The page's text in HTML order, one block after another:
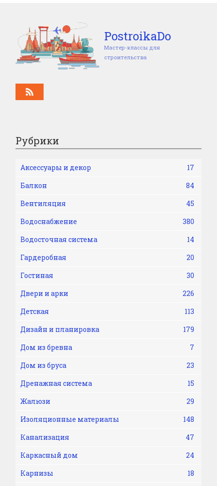
PostroikaDo
Мастер-классы для
строительства
Рубрики
Аксессуары и декор
17
Балкон
84
Вентиляция
45
Водоснабжение
380
Водосточная система
14
Гардеробная
20
Гостиная
30
Двери и арки
226
Детская
113
Дизайн и планировка
179
Дом из бревна
7
Дом из бруса
23
Дренажная система
15
Жалюзи
29
Изоляционные материалы
148
Канализация
47
Каркасный дом
24
Карнизы
18